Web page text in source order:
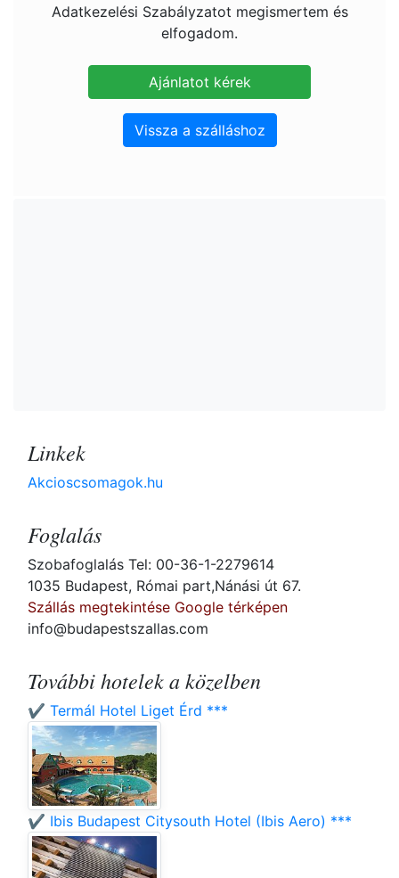
Adatkezelési Szabályzatot megismertem és
elfogadom.
Vissza a szálláshoz
Linkek
Akcioscsomagok.hu
Foglalás
Szobafoglalás Tel: 00-36-1-2279614
1035 Budapest, Római part,Nánási út 67.
Szállás megtekintése Google térképen
info@budapestszallas.com
További hotelek a közelben
✔️ Termál Hotel Liget Érd ***
✔️ Ibis Budapest Citysouth Hotel (Ibis Aero) ***